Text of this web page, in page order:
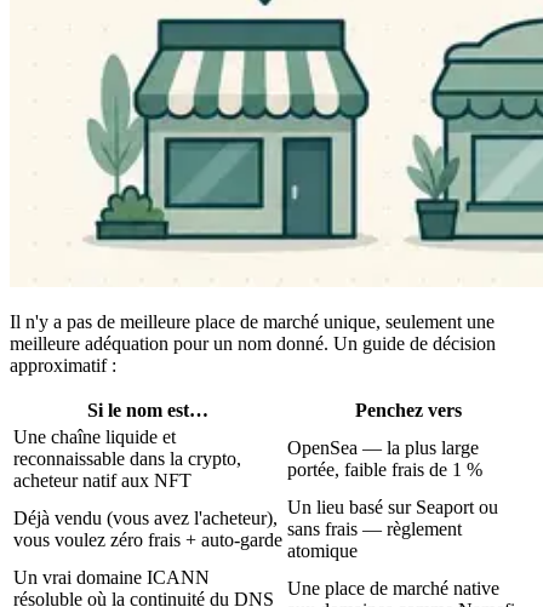
Il n'y a pas de meilleure place de marché unique, seulement une
meilleure adéquation pour un nom donné. Un guide de décision
approximatif :
Si le nom est…
Penchez vers
Une chaîne liquide et
reconnaissable dans la crypto,
acheteur natif aux NFT
OpenSea — la plus large
portée, faible frais de 1 %
Déjà vendu (vous avez l'acheteur),
vous voulez zéro frais + auto-garde
Un lieu basé sur Seaport ou
sans frais — règlement
atomique
Un vrai domaine ICANN
résoluble où la continuité du DNS
Une place de marché native